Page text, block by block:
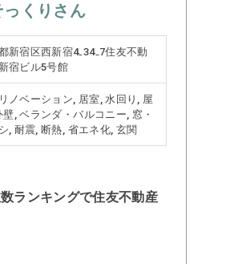
くりさん
新宿区西新宿4₋34₋7住友不動
宿ビル5号館
ノベーション, 居室, 水回り, 屋
壁, ベランダ・バルコニー, 窓・
, 耐震, 断熱, 省エネ化, 玄関
ランキングで住友不動産